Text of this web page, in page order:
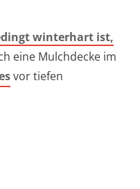
winterhart ist,
eine Mulchdecke im
vor tiefen